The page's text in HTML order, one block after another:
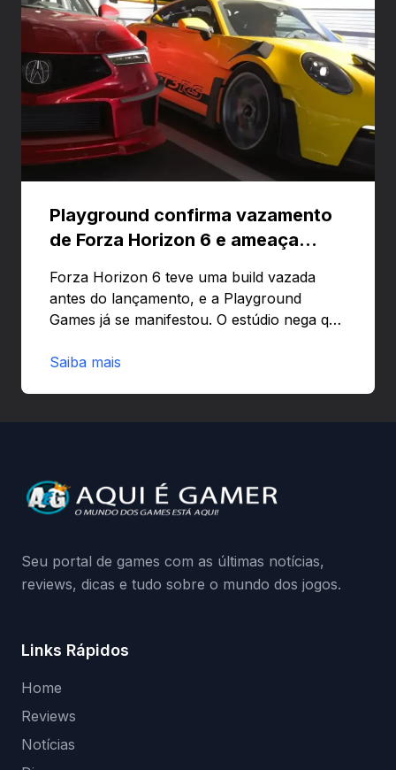
Playground confirma vazamento
de Forza Horizon 6 e ameaça
Forza Horizon 6 teve uma build vazada
antes do lançamento, e a Playground
Games já se manifestou. O estúdio nega que
preload e avisa que quem usar versões não
da Playground: negação do preload,
medidas contra acessos não autorizados
Saiba mais
Seu portal de games com as últimas notícias,
reviews, dicas e tudo sobre o mundo dos jogos.
Links Rápidos
Home
Reviews
Notícias